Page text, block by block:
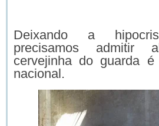
Deixando a
precisamos admitir
cervejinha do guarda
nacional.